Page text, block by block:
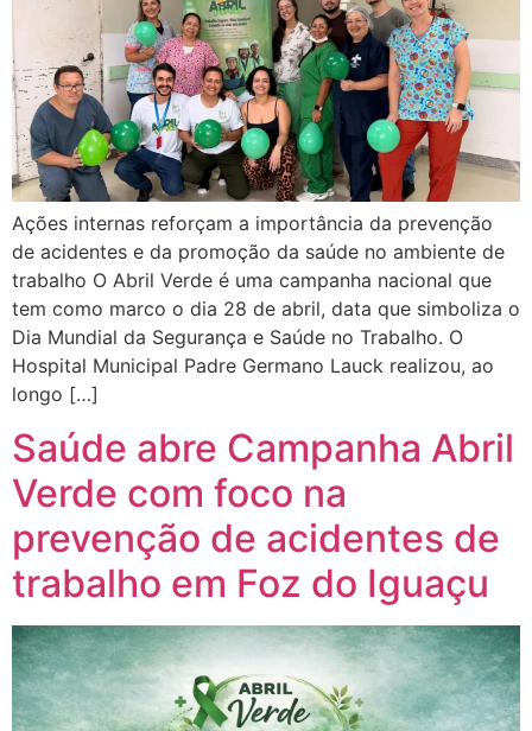
Ações internas reforçam a importância da prevenção
de acidentes e da promoção da saúde no ambiente de
trabalho O Abril Verde é uma campanha nacional que
tem como marco o dia 28 de abril, data que simboliza o
Dia Mundial da Segurança e Saúde no Trabalho. O
Hospital Municipal Padre Germano Lauck realizou, ao
longo […]
Saúde abre Campanha Abril
Verde com foco na
prevenção de acidentes de
trabalho em Foz do Iguaçu